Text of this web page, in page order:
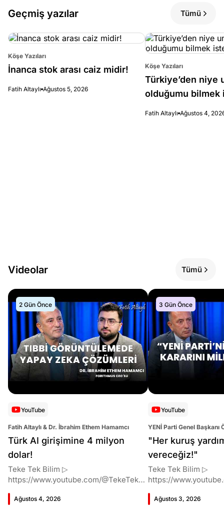
Geçmiş yazılar Tümü
Köşe Yazıları
İnanca stok arası caiz midir!
Fatih Altaylı Ağustos 5, 2026
Köşe Yazıları
Türkiye’den niye
olduğumu bilmek
Fatih Altaylı Ağustos 4,
Videolar Tümü
2 Gün Önce
YouTube
Fatih Altaylı & Dr. İbrahim Ethem Hamamcı
Türk AI girişimine 4 milyon
dolar!
Teke Tek Bilim ▷
https://www.youtube.com/@TekeTekBil
Hamamcı kimdir ve akademik
Ağustos 4, 2026
3 Gün Önce
YouTube
YENİ Parti Genel Başkanı
Altaylı
"Her kuruş
vereceğiz!"
Teke Tek Bilim ▷
https://
Butlan kararı kimin
Ağustos 3, 2026